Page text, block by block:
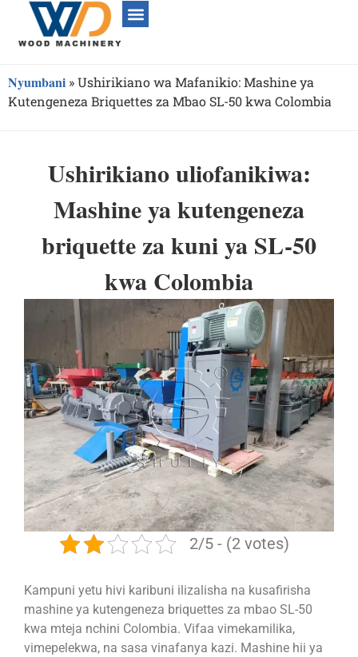
Nyumbani »Ushirikiano wa Mafanikio: Mashine ya
Kutengeneza Briquettes za Mbao SL-50 kwa Colombia
Ushirikiano uliofanikiwa:
Mashine ya kutengeneza
briquette za kuni ya SL-50
kwa Colombia
2/5 - (2 votes)
Kampuni yetu hivi karibuni ilizalisha na kusafirisha
mashine ya kutengeneza briquettes za mbao SL-50
kwa mteja nchini Colombia. Vifaa vimekamilika,
vimepelekwa, na sasa vinafanya kazi. Mashine hii ya